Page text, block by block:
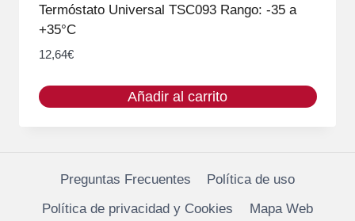
Termóstato Universal TSC093 Rango: -35 a
+35°C
12,64€
Añadir al carrito
Preguntas Frecuentes
Política de uso
Política de privacidad y Cookies
Mapa Web